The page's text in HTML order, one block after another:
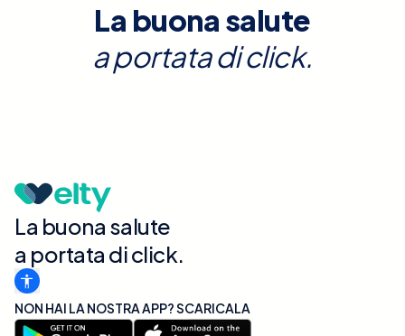
La buona salute
a portata di click.
La buona salute
a portata di click.
NON HAI LA NOSTRA APP? SCARICALA